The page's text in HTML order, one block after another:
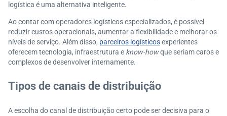
logística é uma alternativa inteligente.
Ao contar com operadores logísticos especializados, é possível
reduzir custos operacionais, aumentar a flexibilidade e melhorar os
níveis de serviço. Além disso, parceiros logísticosexperientes
oferecem tecnologia, infraestrutura e know-howque seriam caros e
complexos de desenvolver internamente.
Tipos de canais de distribuição
A escolha do canal de distribuição certo pode ser decisiva para o